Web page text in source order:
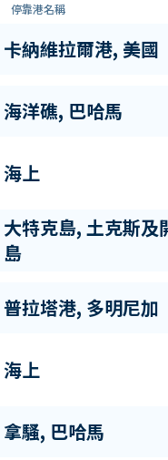
停靠港名稱
卡納維拉爾港, 美國
海洋礁, 巴哈馬
海上
大特克島, 土克斯及
島
普拉塔港, 多明尼加
海上
拿騷, 巴哈馬